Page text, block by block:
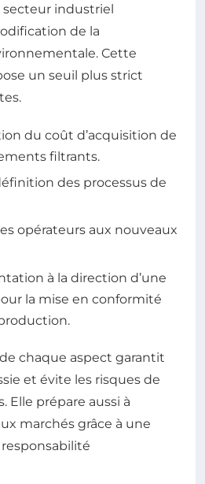
secteur industriel
de la
Cette
un seuil plus strict
du coût d’acquisition de
filtrants.
des processus de
opérateurs aux nouveaux
à la direction d’une
la mise en conformité
chaque aspect garantit
et évite les risques de
Elle prépare aussi à
marchés grâce à une